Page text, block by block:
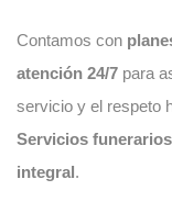
Contamos con
atención 24/7 para
servicio y el respeto
Servicios
integral.